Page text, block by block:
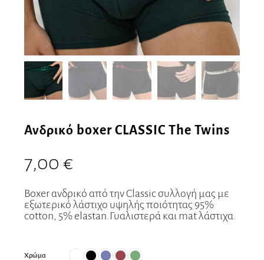
Ανδρικό boxer CLASSIC The Twins
7,00 €
Boxer ανδρικό από την Classic συλλογή μας με
εξωτερικό λάστιχο υψηλής ποιότητας 95%
cotton, 5% elastan.Γυαλιστερά και mat λάστιχα.
Χρώμα